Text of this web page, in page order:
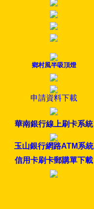
鄉村風半吸頂燈
申請資料下載
華南銀行線上刷卡系統
玉山銀行網路ATM系統
信用卡刷卡郵購單下載